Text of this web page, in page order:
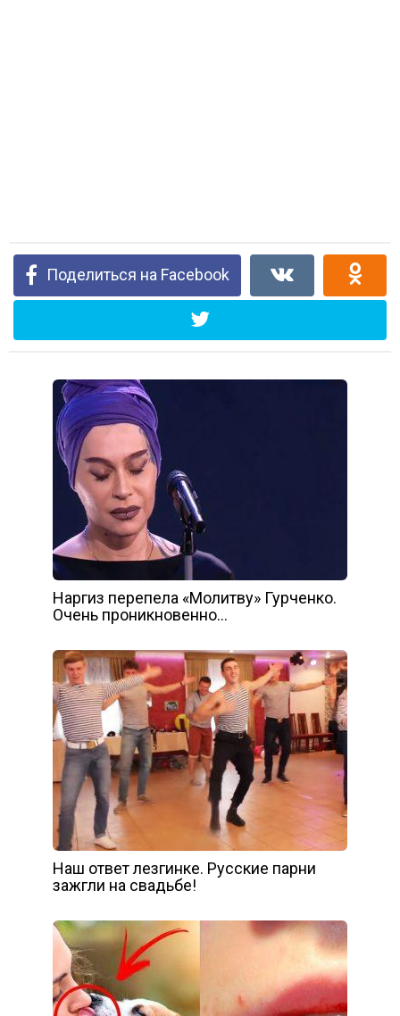
Поделиться на Facebook
Наргиз перепела «Молитву» Гурченко.
Очень проникновенно…
Наш ответ лезгинке. Русские парни
зажгли на свадьбе!